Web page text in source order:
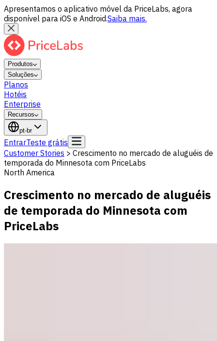
Apresentamos o aplicativo móvel da PriceLabs, agora
disponível para iOS e Android.Saiba mais.
Produtos
Soluções
Planos
Hotéis
Enterprise
Recursos
pt-br
EntrarTeste grátis
Customer Stories > Crescimento no mercado de aluguéis de
temporada do Minnesota com PriceLabs
North America
Crescimento no mercado de aluguéis
de temporada do Minnesota com
PriceLabs